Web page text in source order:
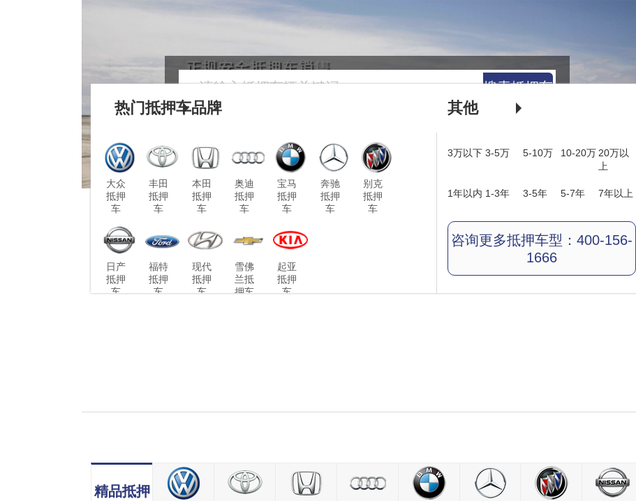
搜索抵押车
热门抵押车品牌
大众
抵押
车
丰田
抵押
车
本田
抵押
车
奥迪
抵押
车
宝马
抵押
车
奔驰
抵押
车
别克
抵押
车
日产
抵押
车
福特
抵押
车
现代
抵押
车
雪佛
兰抵
押车
起亚
抵押
车
其他
3万以下 3-5万 5-10万 10-20万 20万以
上
1年以内 1-3年 3-5年 5-7年 7年以上
咨询更多抵押车型：400-156-
1666
精品抵押